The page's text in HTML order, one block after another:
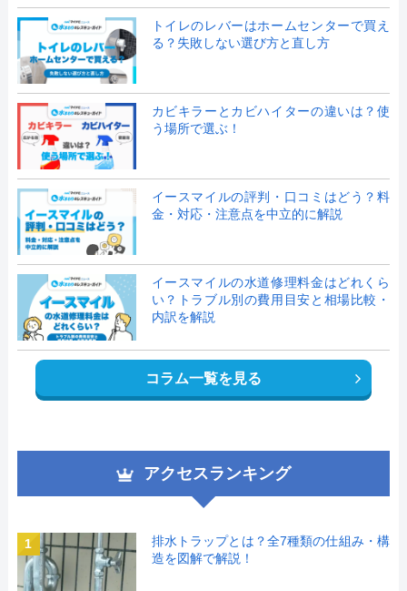
トイレのレバーはホームセンターで買え
る？失敗しない選び方と直し方
カビキラーとカビハイターの違いは？使
う場所で選ぶ！
イースマイルの評判・口コミはどう？料
金・対応・注意点を中立的に解説
イースマイルの水道修理料金はどれくら
い？トラブル別の費用目安と相場比較・
内訳を解説
コラム一覧を見る
アクセスランキング
1
排水トラップとは？全7種類の仕組み・構
造を図解で解説！